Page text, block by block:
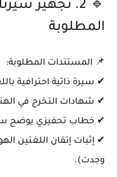
🔹 2. تجهيز
المطلوبة
📌 المستندات المطلوبة:
✔ سيرة ذاتية احترافية
✔ شهادات التخرج في
✔ خطاب تحفيزي يوضح
✔ إثبات إتقان اللغتين
وجدت).